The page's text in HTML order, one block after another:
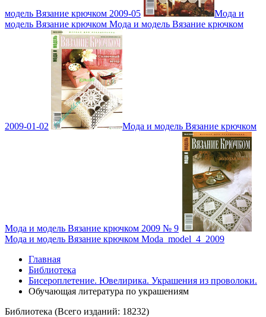
модель Вязание крючком 2009-05
Мода и
модель Вязание крючком Мода и модель Вязание крючком
2009-01-02 Мода и модель Вязание крючком
Мода и модель Вязание крючком 2009 № 9
Мода и модель Вязание крючком Moda_model_4_2009
Главная
Библиотека
Бисероплетение. Ювелирика. Украшения из проволоки.
Обучающая литература по украшениям
Библиотека (Всего изданий: 18232)